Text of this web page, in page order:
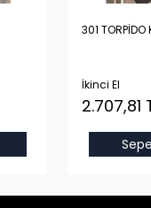
301 TORPİDO
İkinci El
2.707,81